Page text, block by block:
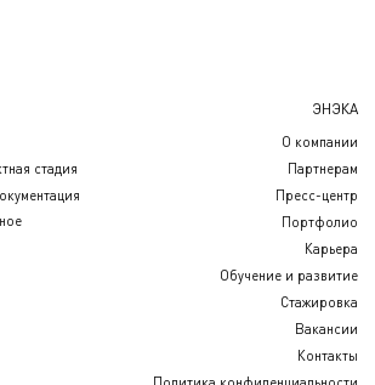
стадия
ЭНЭКА
О компании
Партнерам
Пресс-центр
Портфолио
Карьера
Обучение и развитие
Стажировка
Вакансии
Контакты